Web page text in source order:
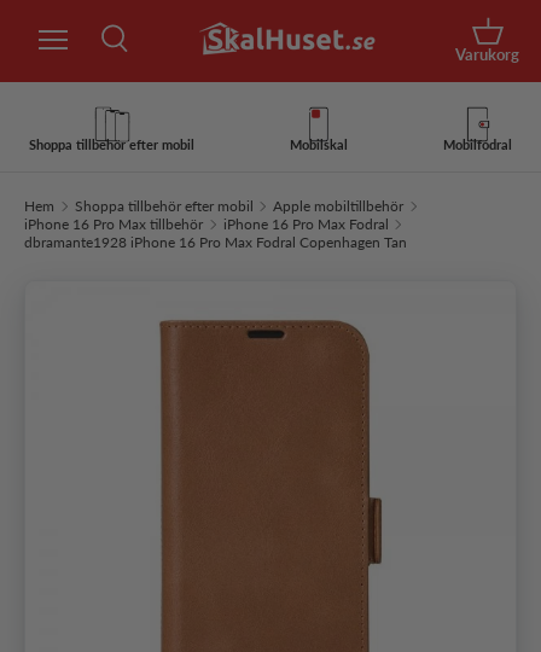
Hoppa till innehåll
Sök
Korg
Varukorg
Shoppa tillbehör efter mobil Mobilskal Mobilfodral
Hem Shoppa tillbehör efter mobil
Apple mobiltillbehör
iPhone 16 Pro Max tillbehör
iPhone 16 Pro Max Fodral
dbramante1928 iPhone 16 Pro Max Fodral Copenhagen Tan
Hoppa till produktinformation